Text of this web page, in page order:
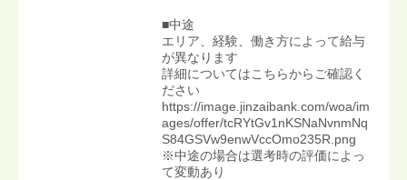
■中途
エリア、経験、働き方によって給与
が異なります
詳細についてはこちらからご確認く
ださい
https://image.jinzaibank.com/woa/im
ages/offer/tcRYtGv1nKSNaNvnmNq
S84GSVw9enwVccOmo235R.png
※中途の場合は選考時の評価によっ
て変動あり